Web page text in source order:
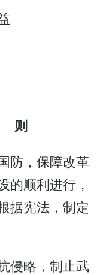
则
防，保障改革
的顺利进行，
据宪法，制定
侵略，制止武